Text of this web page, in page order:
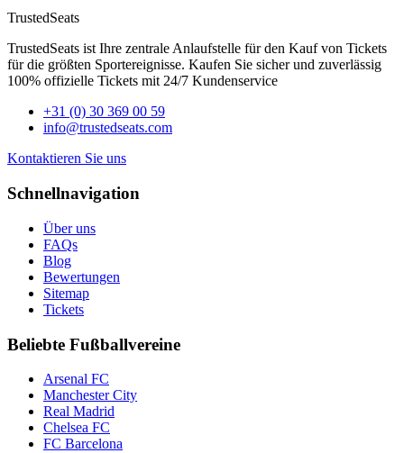
TrustedSeats
TrustedSeats ist Ihre zentrale Anlaufstelle für den Kauf von Tickets
für die größten Sportereignisse. Kaufen Sie sicher und zuverlässig
100% offizielle Tickets mit 24/7 Kundenservice
+31 (0) 30 369 00 59
info@trustedseats.com
Kontaktieren Sie uns
Schnellnavigation
Über uns
FAQs
Blog
Bewertungen
Sitemap
Tickets
Beliebte Fußballvereine
Arsenal FC
Manchester City
Real Madrid
Chelsea FC
FC Barcelona